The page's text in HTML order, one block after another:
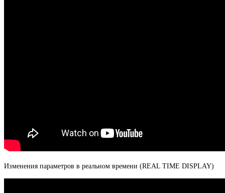
Изменения параметров в реальном времени (REAL TIME DISPLAY)